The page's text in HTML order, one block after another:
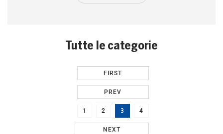
Tutte le categorie
FIRST
PREV
1 2 3 4
NEXT